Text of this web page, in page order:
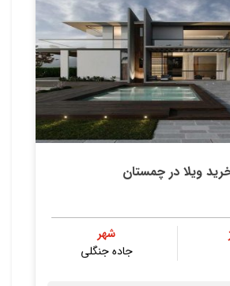
ویلا در چمستان
شهر
جاده جنگلی